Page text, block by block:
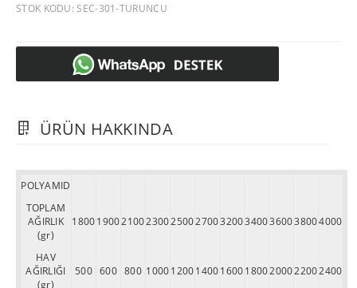
STOK KODU: SEC-301-TURUNCU
ÜRÜN HAKKINDA
POLYAMID
TOPLAM
AĞIRLIK
(gr)
18001900210023002500270032003400360038004000
HAV
AĞIRLIĞI
(gr)
500 600 800 10001200140016001800200022002400